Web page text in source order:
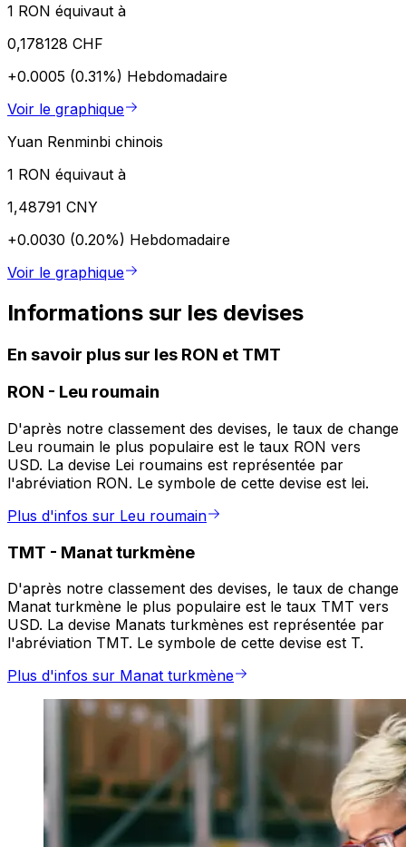
1 RON équivaut à
0,178128 CHF
+0.0005 (0.31%) Hebdomadaire
Voir le graphique
Yuan Renminbi chinois
1 RON équivaut à
1,48791 CNY
+0.0030 (0.20%) Hebdomadaire
Voir le graphique
Informations sur les devises
En savoir plus sur les RON et TMT
RON - Leu roumain
D'après notre classement des devises, le taux de change
Leu roumain le plus populaire est le taux RON vers
USD. La devise Lei roumains est représentée par
l'abréviation RON. Le symbole de cette devise est lei.
Plus d'infos sur Leu roumain
TMT - Manat turkmène
D'après notre classement des devises, le taux de change
Manat turkmène le plus populaire est le taux TMT vers
USD. La devise Manats turkmènes est représentée par
l'abréviation TMT. Le symbole de cette devise est T.
Plus d'infos sur Manat turkmène